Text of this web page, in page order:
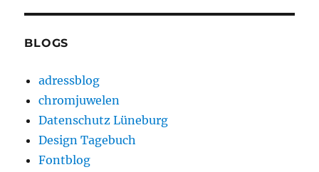
BLOGS
adressblog
chromjuwelen
Datenschutz Lüneburg
Design Tagebuch
Fontblog